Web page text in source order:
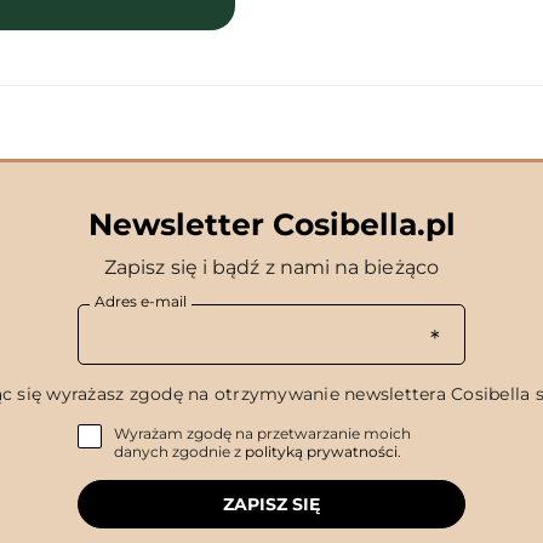
Newsletter Cosibella.pl
Zapisz się i bądź z nami na bieżąco
Adres e-mail
się wyrażasz zgodę na otrzymywanie newslettera Cosibella
Wyrażam zgodę na przetwarzanie moich
danych zgodnie z polityką prywatności.
ZAPISZ SIĘ